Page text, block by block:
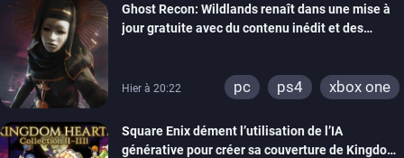
xbox one
nintendo 64
Ghost Recon: Wildlands renaît dans une mise à
jour gratuite avec du contenu inédit et des
Hier à 20:22 pc ps4 xbox one
Square Enix dément l’utilisation de l’IA
générative pour créer sa couverture de Kingdom